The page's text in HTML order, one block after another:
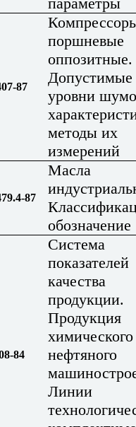
87
поршневые
оппозитные.
Допустимые
уровни
методы их
измерений
87
Масла
обозначение
84
Система
показателей
качества
продукции.
Продукция
нефтяного
Линии